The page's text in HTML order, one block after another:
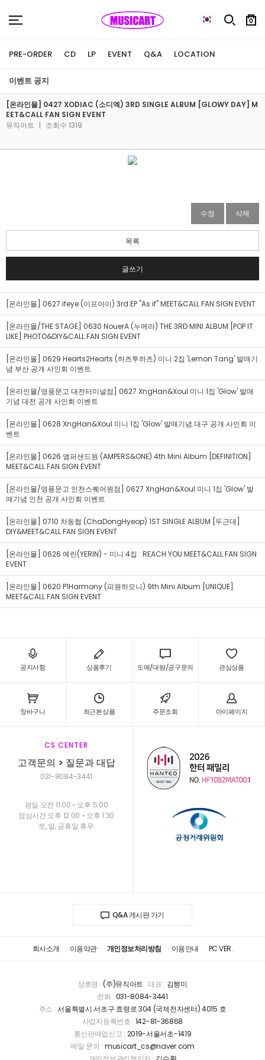
0
PRE-ORDER CD LP EVENT Q&A LOCATION
이벤트 공지
[온라인몰] 0427 XODIAC (소디엑) 3RD SINGLE ALBUM [GLOWY DAY] M
EET&CALL FAN SIGN EVENT
뮤직아트 | 조회수 1319
수정 삭제
목록
글쓰기
[온라인몰] 0627 ifeye (이프아이) 3rd EP "As if" MEET&CALL FAN SIGN EVENT
[온라인몰/THE STAGE] 0630 NouerA (누에라) THE 3RD MINI ALBUM [POP IT
LIKE] PHOTO&DIY&CALL FAN SIGN EVENT
[온라인몰] 0629 Hearts2Hearts (하츠투하츠) 미니 2집 'Lemon Tang' 발매기
념 부산 공개 사인회 이벤트
[온라인몰/영풍문고 대전터미널점] 0627 XngHan&Xoul 미니 1집 'Glow' 발매
기념 대전 공개 사인회 이벤트
[온라인몰] 0628 XngHan&Xoul 미니 1집 'Glow' 발매기념 대구 공개 사인회 이
벤트
[온라인몰] 0626 앰퍼샌드원 (AMPERS&ONE) 4th Mini Album [DEFINITION]
MEET&CALL FAN SIGN EVENT
[온라인몰/영풍문고 인천스퀘어원점] 0627 XngHan&Xoul 미니 1집 'Glow' 발
매기념 인천 공개 사인회 이벤트
[온라인몰] 0710 차동협 (ChaDongHyeop) 1ST SINGLE ALBUM [두근대]
DIY&MEET&CALL FAN SIGN EVENT
[온라인몰] 0626 예린(YERIN) - 미니 4집 : REACH YOU MEET&CALL FAN SIGN
EVENT
[온라인몰] 0620 P1Harmony (피원하모니) 9th Mini Album [UNIQUE]
MEET&CALL FAN SIGN EVENT
공지사항 상품후기 도매/대량/공구문의 관심상품
장바구니 최근본상품 주문조회 마이페이지
CS CENTER
고객문의 > 질문과 대답
031-8084-3441
평일 오전 11:00 ~ 오후 5:00
점심시간 오후 12:00 ~ 오후 1:30
토, 일, 공휴일 휴무
Q&A 게시판 가기
회사소개 이용약관 개인정보처리방침 이용안내 PC VER.
상호명 :(주)뮤직아트 대표 : 김행미
전화 : 031-8084-3441
주소 :서울특별시 서초구 효령로 304 (국제전자센터) 4015 호
사업자등록번호 : 142-81-36868
통신판매업신고 : 2019-서울서초-1419
메일 문의 :musicart_cs@naver.com